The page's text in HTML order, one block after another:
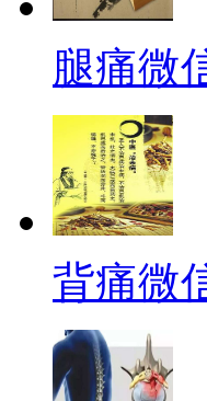
腿痛微
背痛微